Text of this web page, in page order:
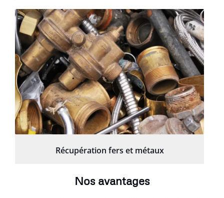
Récupération fers et métaux
Nos avantages